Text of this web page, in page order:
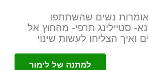
נשים שהשתתפו
סטיילינג תרפי- מהחוץ אל
ואיך הצליחו לעשות שינוי
למתנה של לימור